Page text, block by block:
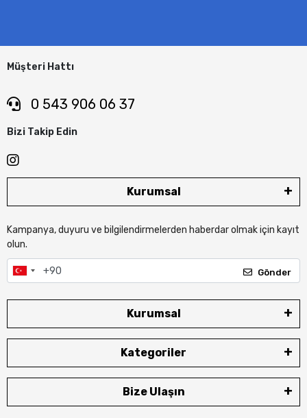
Müşteri Hattı
0 543 906 06 37
Bizi Takip Edin
Kurumsal
Kampanya, duyuru ve bilgilendirmelerden haberdar olmak için kayıt
olun.
Gönder
Kurumsal
Kategoriler
Bize Ulaşın